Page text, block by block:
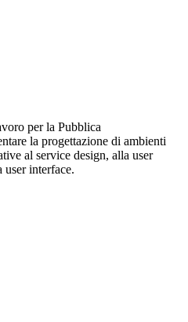
per la Pubblica
la progettazione di ambienti
al service design, alla user
user interface.